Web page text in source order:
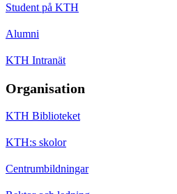
Student på KTH
Alumni
KTH Intranät
Organisation
KTH Biblioteket
KTH:s skolor
Centrumbildningar